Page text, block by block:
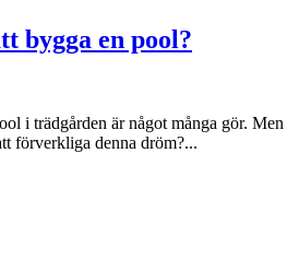
bygga en pool?
i trädgården är något många gör. Men
förverkliga denna dröm?...